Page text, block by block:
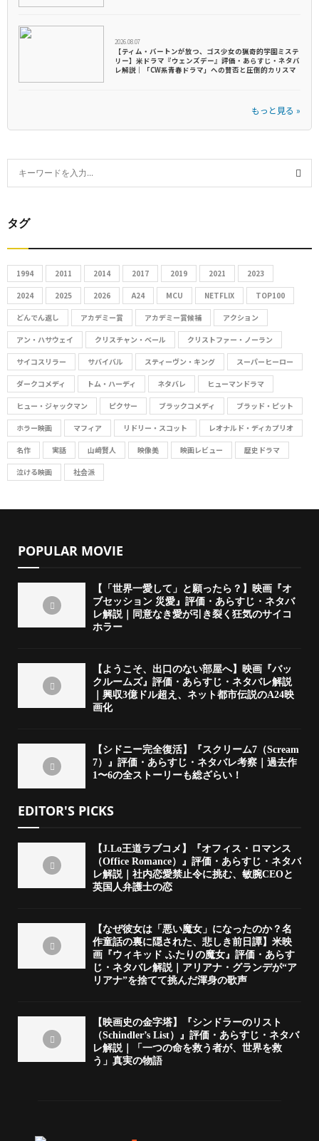
2026.08.07
【ティム・バートンが放つ、ゴス少女の猟奇的学園ミステ
リー】米ドラマ『ウェンズデー』評価・あらすじ・ネタバ
レ解説｜「CW系青春ドラマ」への賛否と圧倒的カリスマ
もっと見る »
e
r
o
r
:
タグ
1994 2011 2014 2017 2019 2021 2023
2024 2025 2026 A24 MCU NETFLIX TOP100
どんでん返し アカデミー賞 アカデミー賞候補 アクション
アン・ハサウェイ クリスチャン・ベール クリストファー・ノーラン
サイコスリラー サバイバル スティーヴン・キング スーパーヒーロー
ダークコメディ トム・ハーディ ネタバレ ヒューマンドラマ
ヒュー・ジャックマン ピクサー ブラックコメディ ブラッド・ピット
ホラー映画 マフィア リドリー・スコット レオナルド・ディカプリオ
名作 実話 山﨑賢人 映像美 映画レビュー 歴史ドラマ
泣ける映画 社会派
POPULAR MOVIE
【「世界一愛して」と願ったら？】映画『オ
ブセッション 災愛』評価・あらすじ・ネタバ
レ解説｜同意なき愛が引き裂く狂気のサイコ
ホラー
【ようこそ、出口のない部屋へ】映画『バッ
クルームズ』評価・あらすじ・ネタバレ解説
｜興収3億ドル超え、ネット都市伝説のA24映
画化
【シドニー完全復活】『スクリーム7（Scream
7）』評価・あらすじ・ネタバレ考察｜過去作
1〜6の全ストーリーも総ざらい！
EDITOR'S PICKS
【J.Lo王道ラブコメ】『オフィス・ロマンス
（Office Romance）』評価・あらすじ・ネタバ
レ解説｜社内恋愛禁止令に挑む、敏腕CEOと
英国人弁護士の恋
【なぜ彼女は「悪い魔女」になったのか？名
作童話の裏に隠された、悲しき前日譚】米映
画『ウィキッド ふたりの魔女』評価・あらす
じ・ネタバレ解説｜アリアナ・グランデが“ア
リアナ”を捨てて挑んだ渾身の歌声
【映画史の金字塔】『シンドラーのリスト
（Schindler’s List）』評価・あらすじ・ネタバ
レ解説｜「一つの命を救う者が、世界を救
う」真実の物語